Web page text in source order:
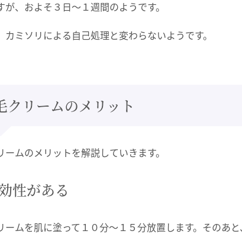
が、およそ３日〜１週間のようです。
カミソリによる自己処理と変わらないようです。
クリームのメリット
ームのメリットを解説していきます。
性がある
ームを肌に塗って１０分〜１５分放置します。そのあ